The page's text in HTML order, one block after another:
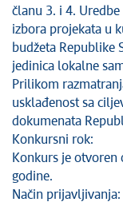
članu 3. i 4.
izbora projekata u
budžeta Republike
jedinica lokalne
Prilikom
usklađenost sa
dokumenata
Konkursni rok:
Konkurs je otvoren
godine.
Način prijavljivanja: